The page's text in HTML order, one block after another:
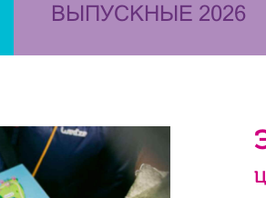
ВЫПУСКНЫЕ 2026